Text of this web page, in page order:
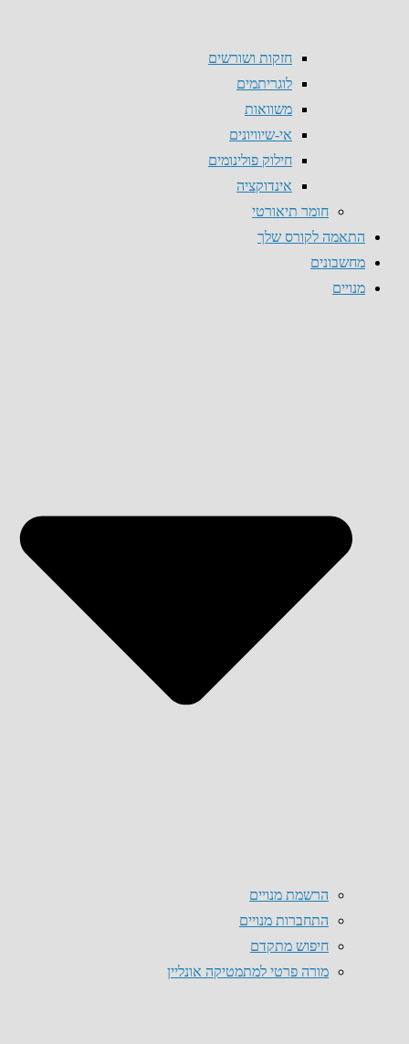
חזקות ושורשים
לוגריתמים
משוואות
אי-שיוויונים
חילוק פולינומים
אינדוקציה
חומר תיאורטי
התאמה לקורס שלך
מחשבונים
מנויים
הרשמת מנויים
התחברות מנויים
חיפוש מתקדם
מורה פרטי למתמטיקה אונליין